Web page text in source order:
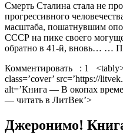
Смерть Сталина стала не
прогрессивного
масштаба, пошатнувшим
СССР на пике своего
обратно в 41-й, вновь… …
Комментировать : 1
class=’cover’ src=’https://
alt=’Книга — В окопах
— читать в ЛитВек’>
Джеронимо!